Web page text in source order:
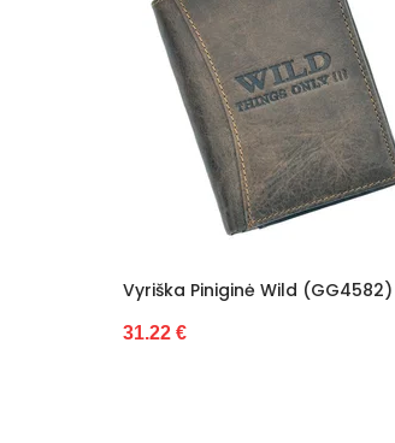
Vyriška Piniginė Wild
31.22 €